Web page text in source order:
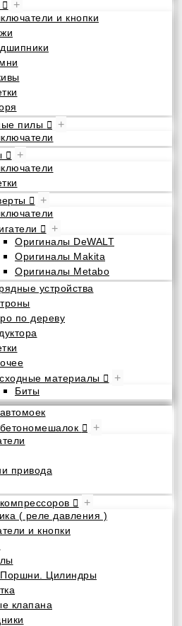
+
и кнопки
пилы
+
+
+
+
Оригиналы DeWALT
Оригиналы Makita
Оригиналы Metabo
устройства
по дереву
материалы
+
Биты
+
привода
+
( реле давления )
и кнопки
Поршни. Цилиндры
клапана